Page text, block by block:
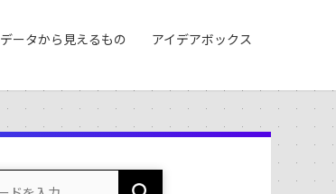
データから見えるもの アイデアボックス